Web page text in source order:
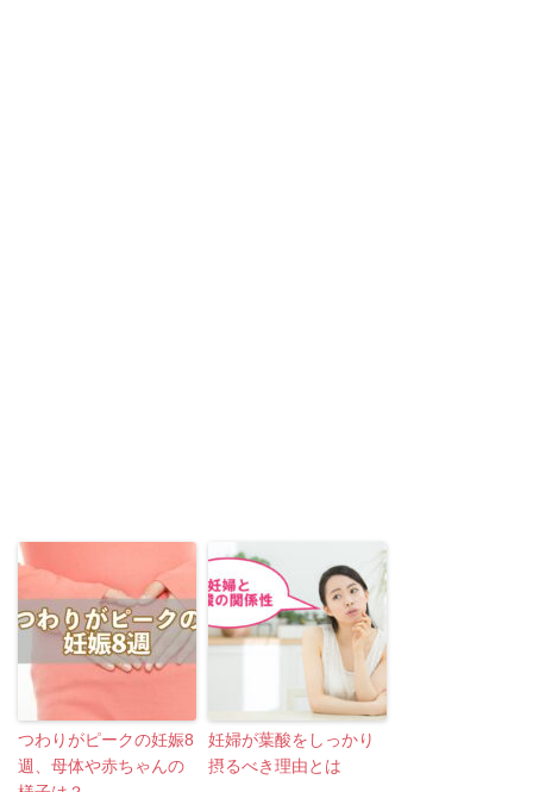
つわりがピークの妊娠8
週、母体や赤ちゃんの
妊婦が葉酸をしっかり
摂るべき理由とは